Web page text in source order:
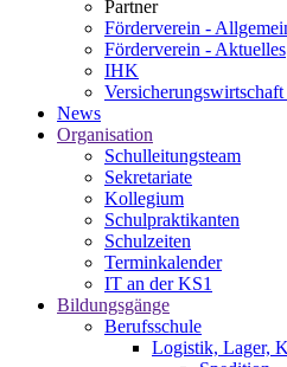
Partner
Förderverein -
Förderverein - Aktuelles
IHK
News
Organisation
Schulleitungsteam
Sekretariate
Kollegium
Schulpraktikanten
Schulzeiten
Terminkalender
IT an der KS1
Bildungsgänge
Berufsschule
Logistik, Lager,